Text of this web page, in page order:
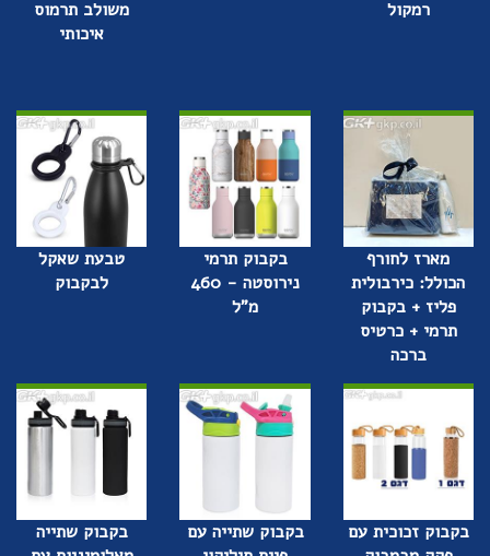
רמקול
משולב תרמוס
איכותי
מארז לחורף
הכולל: כירבולית
פליז + בקבוק
תרמי + כרטיס
ברכה
בקבוק תרמי
נירוסטה - 460
מ"ל
טבעת שאקל
לבקבוק
בקבוק זכוכית עם
בקבוק שתייה עם
בקבוק שתייה